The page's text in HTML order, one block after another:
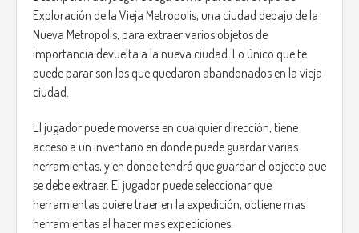
Exploración de la Vieja Metropolis, una ciudad debajo de la
Nueva Metropolis, para extraer varios objetos de
importancia devuelta a la nueva ciudad. Lo único que te
puede parar son los que quedaron abandonados en la vieja
ciudad.
El jugador puede moverse en cualquier dirección, tiene
acceso a un inventario en donde puede guardar varias
herramientas, y en donde tendrá que guardar el objecto que
se debe extraer. El jugador puede seleccionar que
herramientas quiere traer en la expedición, obtiene mas
herramientas al hacer mas expediciones.